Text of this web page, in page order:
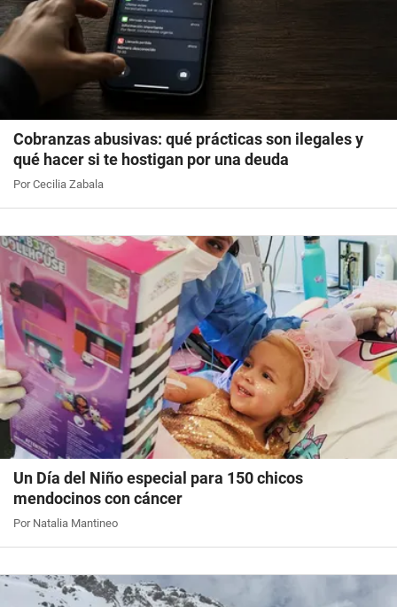
Cobranzas abusivas: qué prácticas son ilegales y
qué hacer si te hostigan por una deuda
Por Cecilia Zabala
Un Día del Niño especial para 150 chicos
mendocinos con cáncer
Por Natalia Mantineo